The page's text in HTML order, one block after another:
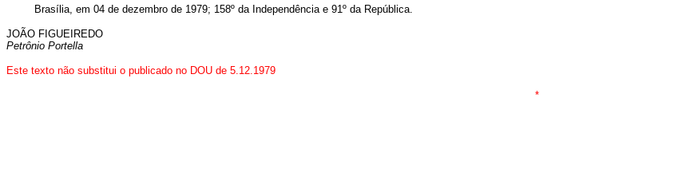
Brasília, em 04 de dezembro de 1979; 158º da Independência e 91º da República.
JOÃO FIGUEIREDO
Petrônio Portella
Este texto não substitui o publicado no DOU de 5.12.1979
*